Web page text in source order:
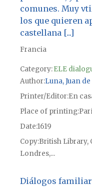
comunes. Muy
los que quieren
castellana [...]
Francia
Category:ELE
Author Luna, Juan de
Printer/Editor En
Place of printing
Date1619
CopyBritish Library,
Londres,...
Diálogos